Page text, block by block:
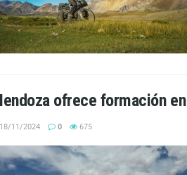
ofrece formación
11/2024 0 675